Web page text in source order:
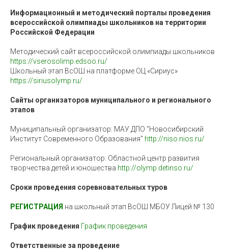
Информационный и методический порталы проведения
всероссийской олимпиады школьников на территории
Российской Федерации
Методический сайт всероссийской олимпиады школьников
https://vserosolimp.edsoo.ru/
Школьный этап ВсОШ на платформе ОЦ «Сириус»
https://siriusolymp.ru/
Сайты организаторов муниципального и регионального
этапов
Муниципальный организатор: МАУ ДПО "Новосибирский
Институт Современного Образования" http://niso.nios.ru/
Региональный организатор: Областной центр развития
творчества детей и юношества http://olymp.detinso.ru/
Сроки проведения соревновательных туров
РЕГИСТРАЦИЯ на школьный этап ВсОШ МБОУ Лицей № 130
График проведения График проведения
Ответственные за проведение